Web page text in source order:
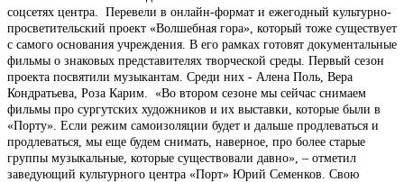
соцсетях центра. Перевели в онлайн-формат и ежегодный культурно-
просветительский проект «Волшебная гора», который тоже существует
с самого основания учреждения. В его рамках готовят документальные
фильмы о знаковых представителях творческой среды. Первый сезон
проекта посвятили музыкантам. Среди них - Алена Поль, Вера
Кондратьева, Роза Карим. «Во втором сезоне мы сейчас снимаем
фильмы про сургутских художников и их выставки, которые были в
«Порту». Если режим самоизоляции будет и дальше продлеваться и
продлеваться, мы еще будем снимать, наверное, про более старые
группы музыкальные, которые существовали давно», – отметил
заведующий культурного центра «Порт» Юрий Семенков. Свою